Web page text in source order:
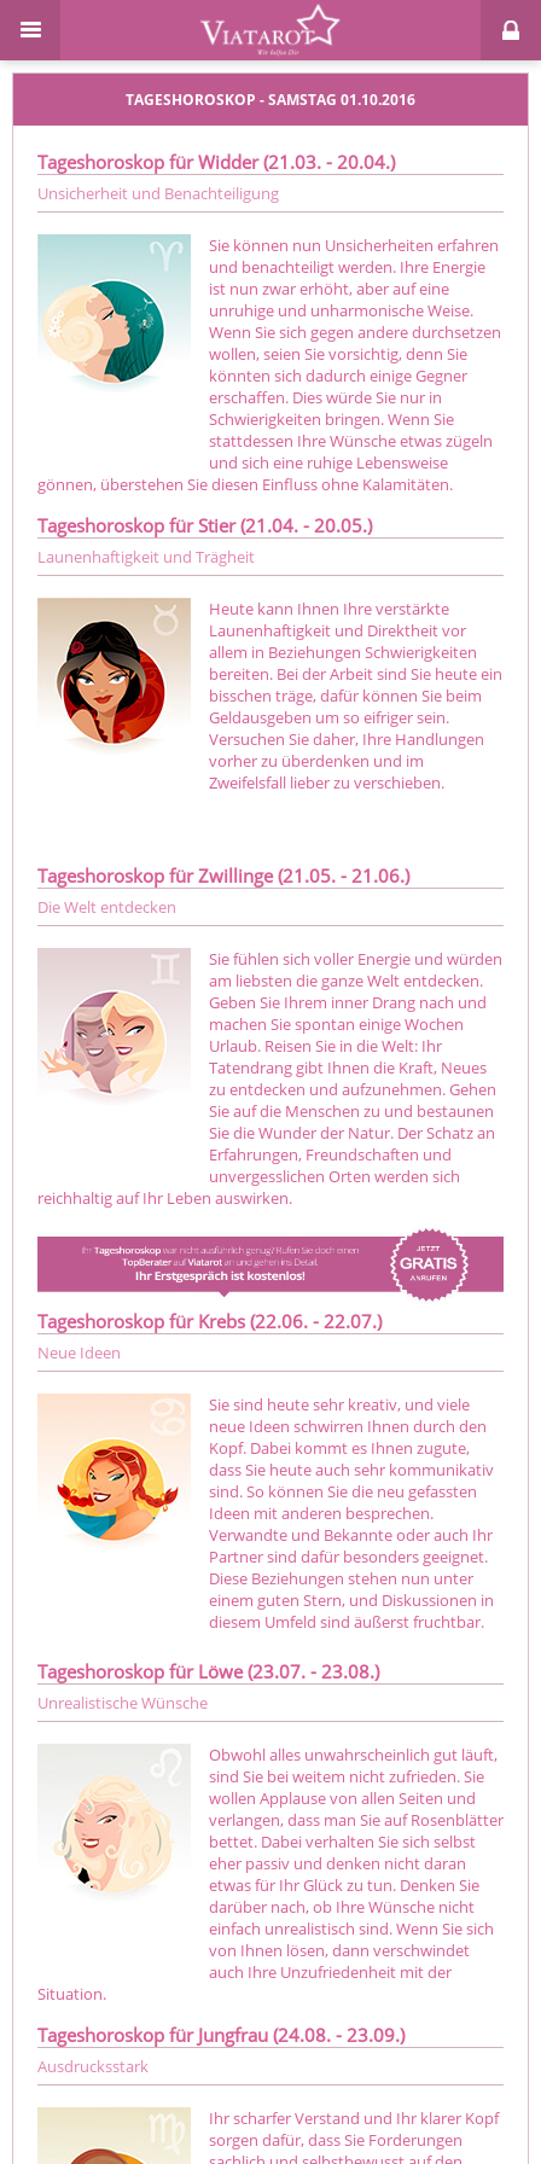
TAGESHOROSKOP - SAMSTAG 01.10.2016
Tageshoroskop für Widder (21.03. - 20.04.)
Unsicherheit und Benachteiligung
Sie können nun Unsicherheiten erfahren
und benachteiligt werden. Ihre Energie
ist nun zwar erhöht, aber auf eine
unruhige und unharmonische Weise.
Wenn Sie sich gegen andere durchsetzen
wollen, seien Sie vorsichtig, denn Sie
könnten sich dadurch einige Gegner
erschaffen. Dies würde Sie nur in
Schwierigkeiten bringen. Wenn Sie
stattdessen Ihre Wünsche etwas zügeln
und sich eine ruhige Lebensweise
gönnen, überstehen Sie diesen Einfluss ohne Kalamitäten.
Tageshoroskop für Stier (21.04. - 20.05.)
Launenhaftigkeit und Trägheit
Heute kann Ihnen Ihre verstärkte
Launenhaftigkeit und Direktheit vor
allem in Beziehungen Schwierigkeiten
bereiten. Bei der Arbeit sind Sie heute ein
bisschen träge, dafür können Sie beim
Geldausgeben um so eifriger sein.
Versuchen Sie daher, Ihre Handlungen
vorher zu überdenken und im
Zweifelsfall lieber zu verschieben.
Tageshoroskop für Zwillinge (21.05. - 21.06.)
Die Welt entdecken
Sie fühlen sich voller Energie und würden
am liebsten die ganze Welt entdecken.
Geben Sie Ihrem inner Drang nach und
machen Sie spontan einige Wochen
Urlaub. Reisen Sie in die Welt: Ihr
Tatendrang gibt Ihnen die Kraft, Neues
zu entdecken und aufzunehmen. Gehen
Sie auf die Menschen zu und bestaunen
Sie die Wunder der Natur. Der Schatz an
Erfahrungen, Freundschaften und
unvergesslichen Orten werden sich
reichhaltig auf Ihr Leben auswirken.
Tageshoroskop für Krebs (22.06. - 22.07.)
Neue Ideen
Sie sind heute sehr kreativ, und viele
neue Ideen schwirren Ihnen durch den
Kopf. Dabei kommt es Ihnen zugute,
dass Sie heute auch sehr kommunikativ
sind. So können Sie die neu gefassten
Ideen mit anderen besprechen.
Verwandte und Bekannte oder auch Ihr
Partner sind dafür besonders geeignet.
Diese Beziehungen stehen nun unter
einem guten Stern, und Diskussionen in
diesem Umfeld sind äußerst fruchtbar.
Tageshoroskop für Löwe (23.07. - 23.08.)
Unrealistische Wünsche
Obwohl alles unwahrscheinlich gut läuft,
sind Sie bei weitem nicht zufrieden. Sie
wollen Applause von allen Seiten und
verlangen, dass man Sie auf Rosenblätter
bettet. Dabei verhalten Sie sich selbst
eher passiv und denken nicht daran
etwas für Ihr Glück zu tun. Denken Sie
darüber nach, ob Ihre Wünsche nicht
einfach unrealistisch sind. Wenn Sie sich
von Ihnen lösen, dann verschwindet
auch Ihre Unzufriedenheit mit der
Situation.
Tageshoroskop für Jungfrau (24.08. - 23.09.)
Ausdrucksstark
Ihr scharfer Verstand und Ihr klarer Kopf
sorgen dafür, dass Sie Forderungen